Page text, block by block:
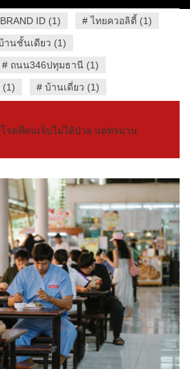
ID (1) #ไทยควอลิตี้ (1)
านชั้นเดียว (1)
# ถนน346ปทุมธานี (1)
# บ้านเดี่ยว (1)
โรคที่คนเจ็บไม่ได้ป่วย แต่ทรมาน